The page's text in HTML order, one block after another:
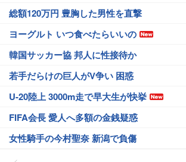
総額120万円 豊胸した男性を直撃
ヨーグルト いつ食べたらいいの
韓国サッカー協 邦人に性接待か
若手だらけの巨人がV争い 困惑
U-20陸上 3000m走で早大生が快挙
FIFA会長 愛人へ多額の金銭疑惑
女性騎手の今村聖奈 新潟で負傷